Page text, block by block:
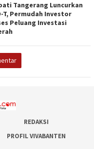
Tangerang Luncurkan
T, Permudah Investor
Peluang Investasi
REDAKSI
PROFIL VIVABANTEN